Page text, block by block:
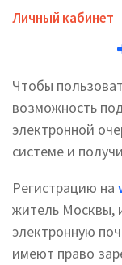
Личный кабинет
Чтобы
возможность
электронной
системе и
Регистрацию на
житель Москвы,
электронную
имеют право